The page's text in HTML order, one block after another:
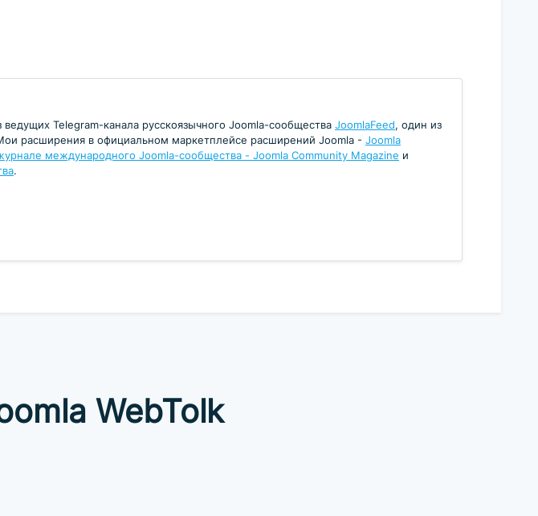
ведущих Telegram-канала русскоязычного Joomla-сообществаJoomlaFeed, один из
расширения в официальном маркетплейсе расширений Joomla -Joomla
международного Joomla-сообщества - Joomla Community Magazine и
.
WebTolk